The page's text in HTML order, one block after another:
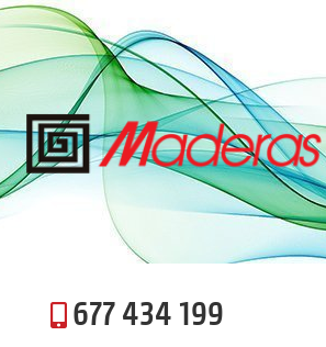
a
navegación
al
contenido
677 434 199